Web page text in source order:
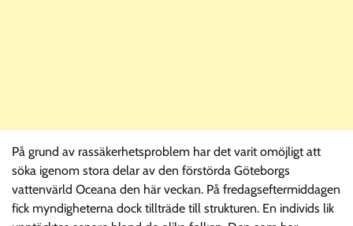
På grund av rassäkerhetsproblem har det varit omöjligt att
söka igenom stora delar av den förstörda Göteborgs
vattenvärld Oceana den här veckan. På fredagseftermiddagen
fick myndigheterna dock tillträde till strukturen. En individs lik